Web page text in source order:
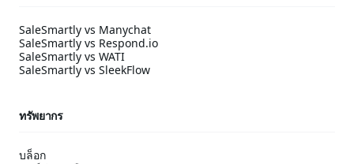
SaleSmartly vs Manychat
SaleSmartly vs Respond.io
SaleSmartly vs WATI
SaleSmartly vs SleekFlow
ทรัพยากร
บล็อก